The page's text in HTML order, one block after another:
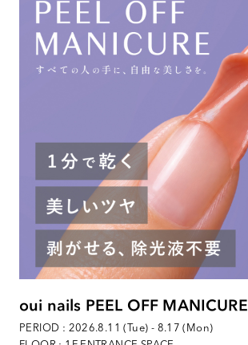
oui nails PEEL OFF MANICURE
PERIOD : 2026.8.11 (Tue) - 8.17 (Mon)